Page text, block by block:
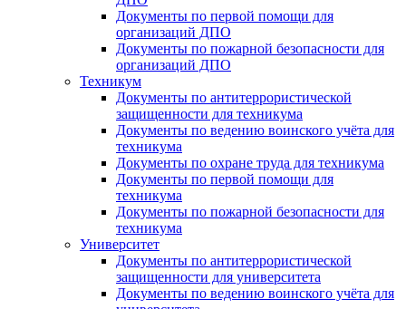
Документы по первой помощи для
организаций ДПО
Документы по пожарной безопасности для
организаций ДПО
Техникум
Документы по антитеррористической
защищенности для техникума
Документы по ведению воинского учёта для
техникума
Документы по охране труда для техникума
Документы по первой помощи для
техникума
Документы по пожарной безопасности для
техникума
Университет
Документы по антитеррористической
защищенности для университета
Документы по ведению воинского учёта для